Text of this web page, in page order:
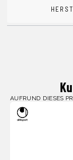
AUFRUND DIESES